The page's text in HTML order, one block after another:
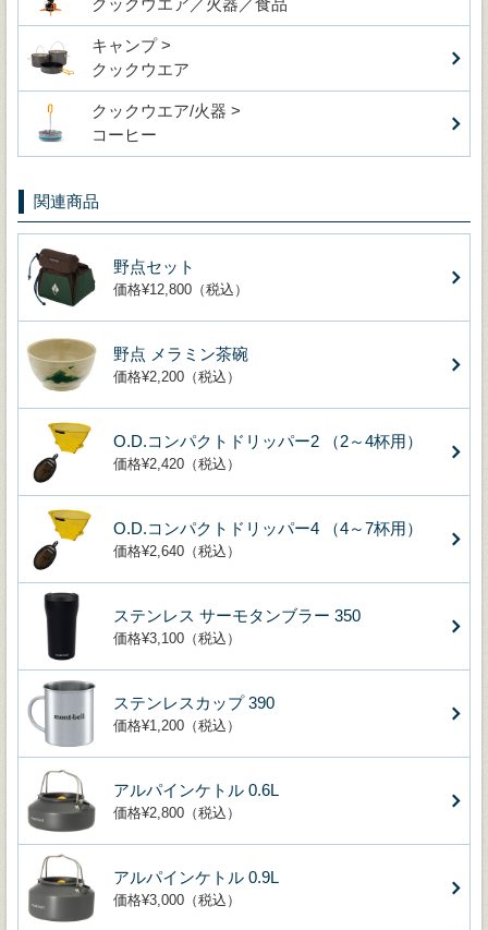
キャンプ >
クックウエア
クックウエア/火器 >
コーヒー
関連商品
野点セット
価格¥12,800（税込）
野点 メラミン茶碗
価格¥2,200（税込）
O.D.コンパクトドリッパー2 （2～4杯用）
価格¥2,420（税込）
O.D.コンパクトドリッパー4 （4～7杯用）
価格¥2,640（税込）
ステンレス サーモタンブラー 350
価格¥3,100（税込）
ステンレスカップ 390
価格¥1,200（税込）
アルパインケトル 0.6L
価格¥2,800（税込）
アルパインケトル 0.9L
価格¥3,000（税込）